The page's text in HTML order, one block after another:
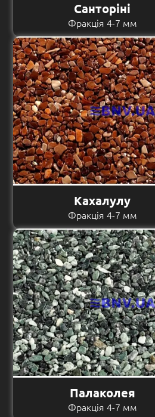
Санторіні
Фракція 4-7 мм
Кахалулу
Фракція 4-7 мм
Палаколея
Фракція 4-7 мм